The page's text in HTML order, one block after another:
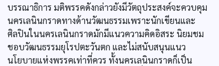
บรรณาธิการ มติพรรคดังกล่าวยังมีวัตถุประสงค์จะควบคุม
นครเลนินกราดทางด้านวัฒนธรรมเพราะนักเขียนและ
ศิลปินในนครเลนินกราดมักมีแนวความคิดอิสระ นิยมชม
ชอบวัฒนธรรมยุโรปตะวันตก และไม่สนับสนุนแนว
นโยบายแห่งพรรคเท่าที่ควร ทั้งนครเลนินกราดก็เป็น